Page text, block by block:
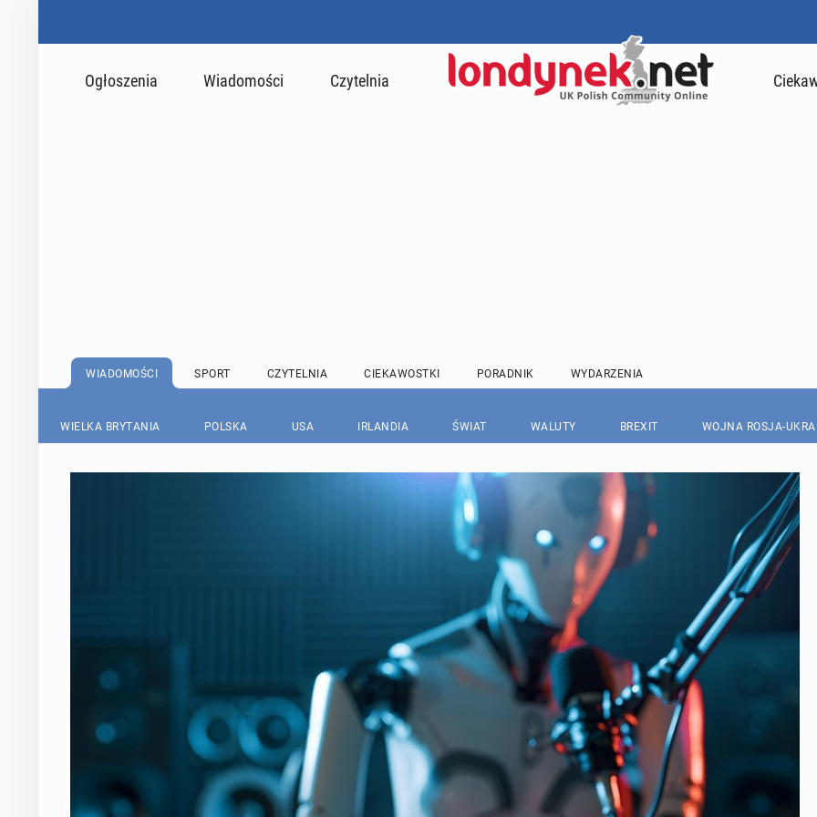
Ogłoszenia Wiadomości Czytelnia
WIADOMOŚCI SPORT CZYTELNIA CIEKAWOSTKI PORADNIK WYDARZENIA
WIELKA BRYTANIA POLSKA USA IRLANDIA ŚWIAT WALUTY BREXIT WOJNA ROSJA-